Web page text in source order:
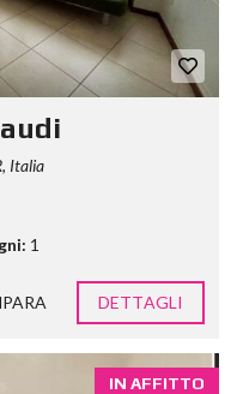
Italia
1
DETTAGLI
IN AFFITTO